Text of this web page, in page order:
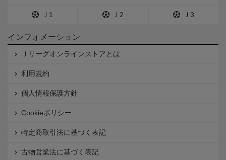
Ｊ1 Ｊ2 Ｊ3
インフォメーション
Ｊリーグオンラインストアとは
利用規約
個人情報保護方針
Cookieポリシー
特定商取引法に基づく表記
古物営業法に基づく表記